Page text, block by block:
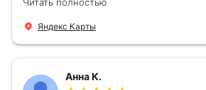
варианты дверей, монтаж тоже
четкий, позвонили,
Читать полностью
Яндекс Карты
Анна К.